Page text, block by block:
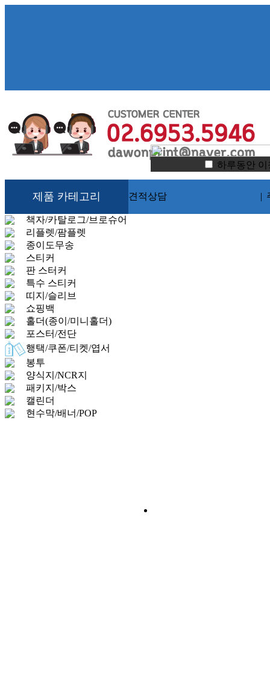
제품 카테고리 견적상담 |
책자/카탈로그/브로슈어
리플렛/팜플렛
종이도무송
스티커
판 스터커
특수 스티커
띠지/슬리브
쇼핑백
홀더(종이/미니홀더)
포스터/전단
행택/쿠폰/티켓/엽서
봉투
양식지/NCR지
패키지/박스
캘린더
현수막/배너/POP
하루동안